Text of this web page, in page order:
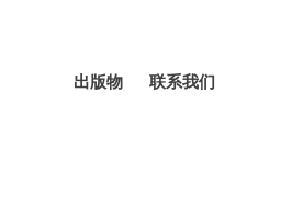
出版物 联系我们